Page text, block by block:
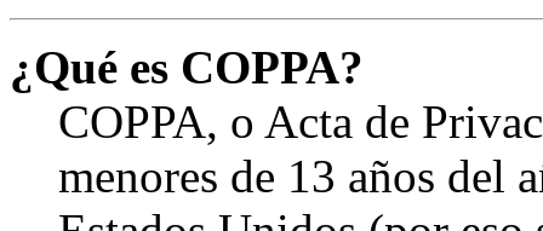
¿Qué es COPPA?
COPPA, o Acta de
menores de 13 años del